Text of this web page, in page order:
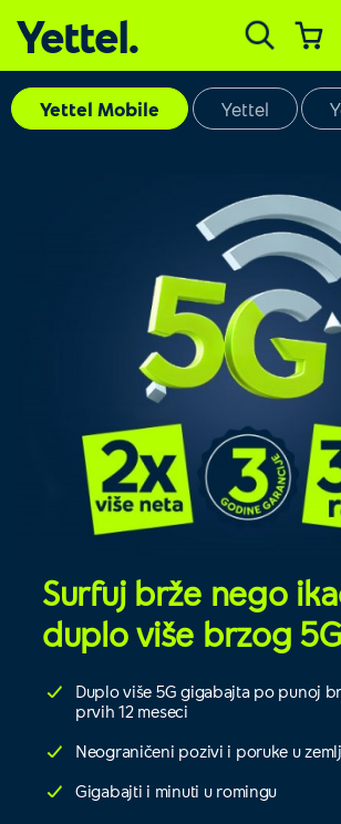
Yettel.
Yettel Mobile Yettel
Surfuj brže nego
duplo više brzog
Duplo više 5G gigabajta po punoj
prvih 12 meseci
Neograničeni pozivi i poruke u
Gigabajti i minuti u romingu